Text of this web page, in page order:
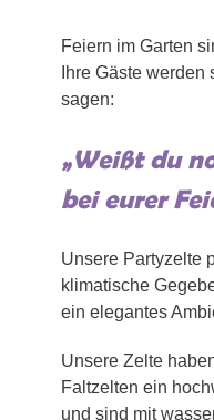
Feiern im Garten
Ihre Gäste
sagen:
„Weißt du
bei eurer
Unsere Partyzelte
klimatische
ein elegantes
Unsere Zelte
Faltzelten ein
und sind mit